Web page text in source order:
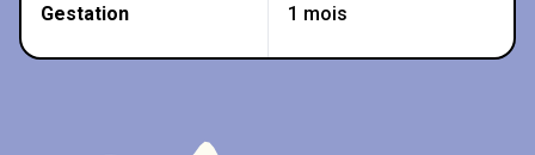
Gestation 1 mois